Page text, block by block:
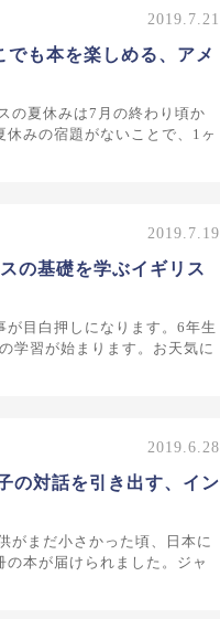
2019.7.21
も本を楽しめる、アメ
の夏休みは7月の終わり頃か
みの宿題がないことで、1ヶ
2019.7.19
の基礎を学ぶイギリス
目白押しになります。6年生
学習が始まります。お天気に
2019.6.28
の対話を引き出す、イン
がまだ小さかった頃、日本に
本が届けられました。ジャ